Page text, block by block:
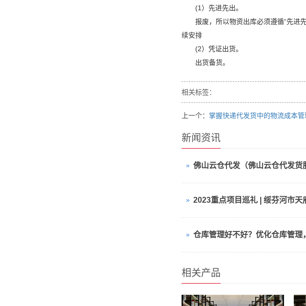
(1）先进先出。
报废，所以物资出库必须遵循“先进
续安排
(2）凭证出货。
出货备货。
相关标签：
上一个： 掌握快递代发货中的物流成本
新闻资讯
佛山云仓代发（佛山云仓代发货
相关产品